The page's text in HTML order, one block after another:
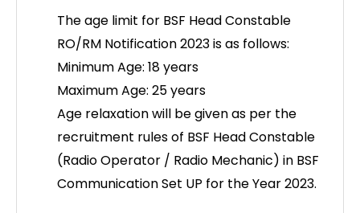
The age limit for BSF Head Constable
RO/RM Notification 2023 is as follows:
Minimum Age: 18 years
Maximum Age: 25 years
Age relaxation will be given as per the
recruitment rules of BSF Head Constable
(Radio Operator / Radio Mechanic) in BSF
Communication Set UP for the Year 2023.